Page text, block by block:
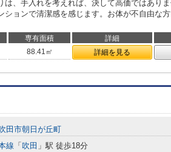
は、手入れを考えれば、決して高価ではあり
ションで清潔感を感じます。お体が不自由な
専有面積 詳細
88.41㎡ 詳細を見る
田市朝日が丘町
線 「 吹田 」駅 徒歩18分